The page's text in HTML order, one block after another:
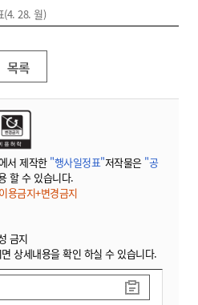
(4. 28. 월)
목록
서 제작한 "행사일정표"저작물은 "공
할 수 있습니다.
용금지+변경금지
금지
상세내용을 확인 하실 수 있습니다.